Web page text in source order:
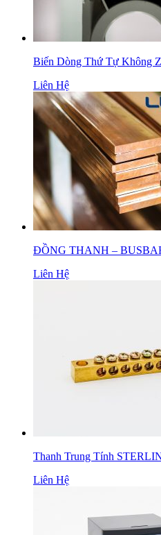
Biến Dòng Thứ Tự Không
Liên Hệ
ĐỒNG THANH –
Liên Hệ
Thanh Trung Tính
Liên Hệ